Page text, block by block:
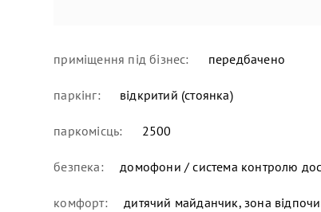
приміщення під бізнес: передбачено
паркінг: відкритий (стоянка)
паркомісць: 2500
безпека: домофони / система контролю
комфорт: дитячий майданчик, зона